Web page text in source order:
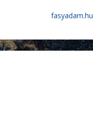
fasyadam.hu